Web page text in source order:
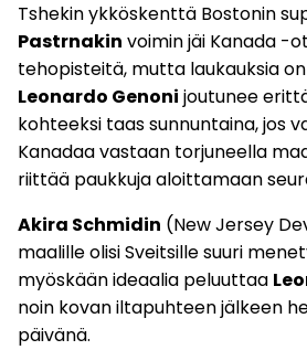
Tshekin ykköskenttä Bostonin
Pastrnakin voimin jäi Kanada -
tehopisteitä, mutta laukauksia
Leonardo Genoni joutunee
kohteeksi taas sunnuntaina, jos
Kanadaa vastaan torjuneella
riittää paukkuja aloittamaan
Akira Schmidin (New Jersey
maalille olisi Sveitsille suuri
myöskään ideaalia peluuttaa
noin kovan iltapuhteen jälkeen
päivänä.